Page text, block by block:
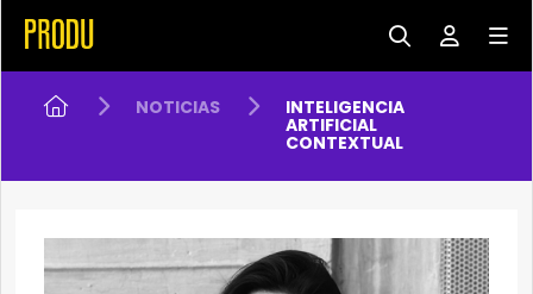
NOTICIAS INTELIGENCIA
ARTIFICIAL
CONTEXTUAL